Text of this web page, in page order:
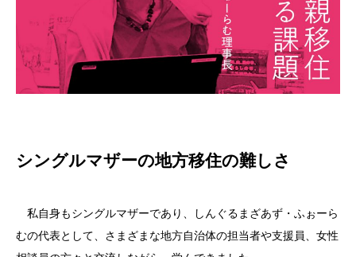
シングルマザーの地方移住の難しさ
私自身もシングルマザーであり、しんぐるまざあず・ふぉーら
むの代表として、さまざまな地方自治体の担当者や支援員、女性